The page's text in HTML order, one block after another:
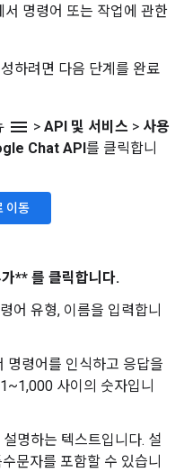
명령어 또는 작업에 관한
하려면 다음 단계를 완료
menu > API 및 서비스 > 사용
Chat API를 클릭합니
이동
** 를 클릭합니다.
어 유형, 이름을 입력합니
명령어를 인식하고 응답을
사이의 숫자입니
명하는 텍스트입니다. 설
문자를 포함할 수 있습니